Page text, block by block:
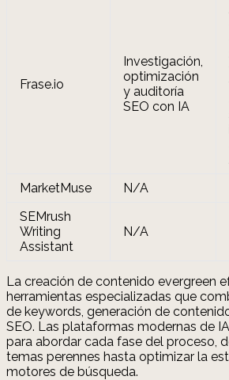
Frase.io
Investigación,
optimización
y auditoría
SEO con IA
MarketMuse N/A
SEMrush
Writing
Assistant
N/A
La creación de contenido evergreen
herramientas especializadas que
de keywords, generación de
SEO. Las plataformas modernas de
para abordar cada fase del proceso,
temas perennes hasta optimizar la
motores de búsqueda.